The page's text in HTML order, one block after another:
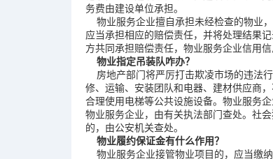
务费由建设单位承担。
物业服务企业擅自承担未经检查的物业
应当承担相应的赔偿责任，并将处理结果
方共同承担赔偿责任，物业服务企业信用信
物业指定吊装队咋办？
房地产部门将严厉打击欺凌市场的违法
修、运输、安装团队和电器、建材供应商
合理使用电梯等公共设施设备。物业服务
物业服务企业，由有关执法部门查处。社
的，由公安机关查处。
物业履约保证金有什么作用？
物业服务企业接管物业项目的，应当缴